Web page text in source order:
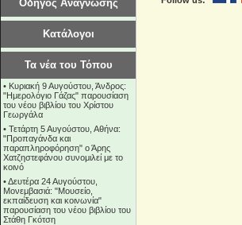
Οδηγός Ανάγνωσης
Κατάλογοι
Τα νέα του Τόπου
• Κυριακή 9 Αυγούστου, Άνδρος:
"Ημερολόγιο Γάζας" παρουσίαση
του νέου βιβλίου του Χρίστου
Γεωργάλα
• Τετάρτη 5 Αυγούστου, Αθήνα:
"Προπαγάνδα και
παραπληροφόρηση" ο Άρης
Χατζηστεφάνου συνομιλεί με το
κοινό
•Δευτέρα 24 Αυγούστου,
Μονεμβασιά: "Μουσείο,
εκπαίδευση και κοινωνία"
παρουσίαση του νέου βιβλίου του
Στάθη Γκότση